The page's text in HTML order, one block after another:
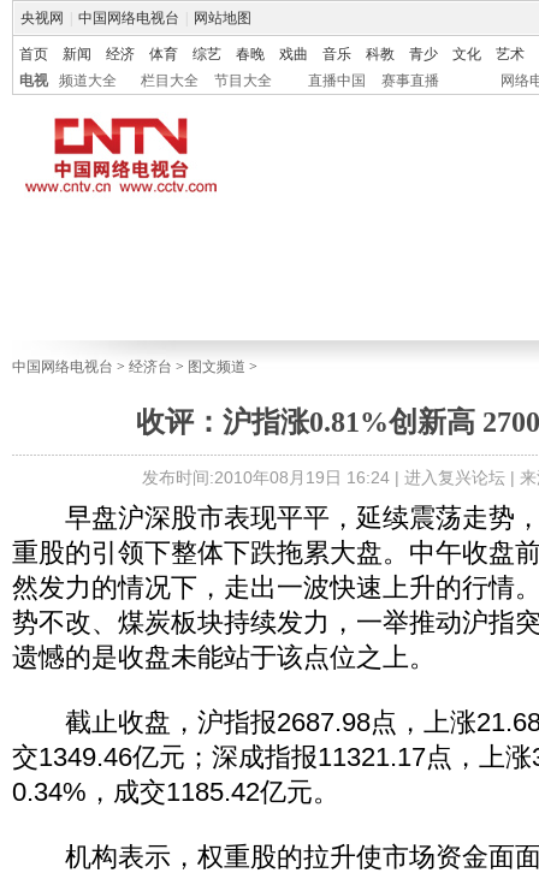
央视网 中国网络电视台 网站地图
首页 新闻 经济 体育 综艺 春晚 戏曲 音乐 科教 青少 文化
艺术
电视
频道大全 栏目大全 节目大全 直播中国 赛事直播 网络
中国网络电视台 > 经济台 > 图文频道 >
收评：沪指涨0.81%创新高
发布时间:2010年08月19日 16:24 | 进入复兴论坛| 来
早盘沪深股市表现平平，延续震荡走势
重股的引领下整体下跌拖累大盘。中午收盘
然发力的情况下，走出一波快速上升的行情
势不改、煤炭板块持续发力，一举推动沪指
遗憾的是收盘未能站于该点位之上。
截止收盘，沪指报2687.98点，上涨
交1349.46亿元；深成指报11321.17点，上
0.34%，成交1185.42亿元。
机构表示，权重股的拉升使市场资金面